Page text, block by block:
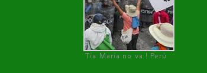
Tía María no va ! Perú